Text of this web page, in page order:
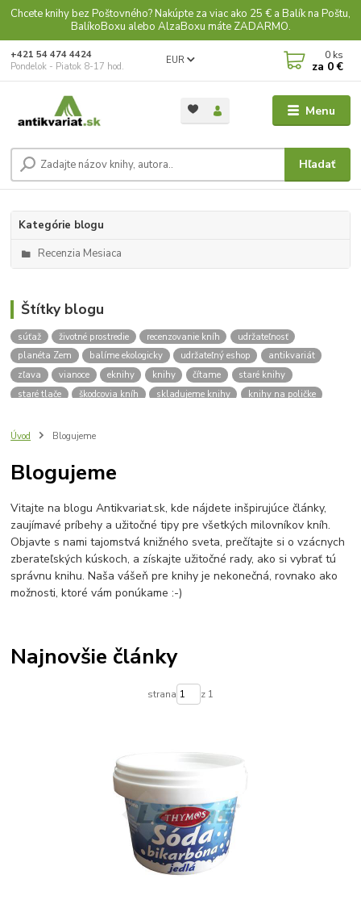
Chcete knihy bez Poštovného? Nakúpte za viac ako 25 € a Balík na Poštu,
BalíkoBoxu alebo AlzaBoxu máte ZADARMO.
Menu
EUR
Hľadať
+421 54 474 4424
Pondelok - Piatok 8-17 hod.
0 ks
za 0 €
Kategórie blogu
Recenzia Mesiaca
Štítky blogu
súťaž životné prostredie recenzovanie kníh
udržateľnosť
planéta Zem
balíme ekologicky udržateľný eshop
antikvariát
zľava
vianoce eknihy knihy čítame
staré knihy
staré tlače
škodcovia kníh skladujeme knihy
knihy na poličke
kvalitný život
deti
sóda bikarbona
mraznička
platobná brána
platba kartou
lokálna komunita
výročie antikvariátu
o nás
Antikvariát v Bardejove
Bardejovský antikvariát
knihy zadarmo zadarmo
Úvod Blogujeme
Blogujeme
Vitajte na blogu Antikvariat.sk, kde nájdete inšpirujúce články,
zaujímavé príbehy a užitočné tipy pre všetkých milovníkov kníh.
Objavte s nami tajomstvá knižného sveta, prečítajte si o vzácnych
zberateľských kúskoch, a získajte užitočné rady, ako si vybrať tú
správnu knihu. Naša vášeň pre knihy je nekonečná, rovnako ako
možnosti, ktoré vám ponúkame :-)
Najnovšie články
strana z 1